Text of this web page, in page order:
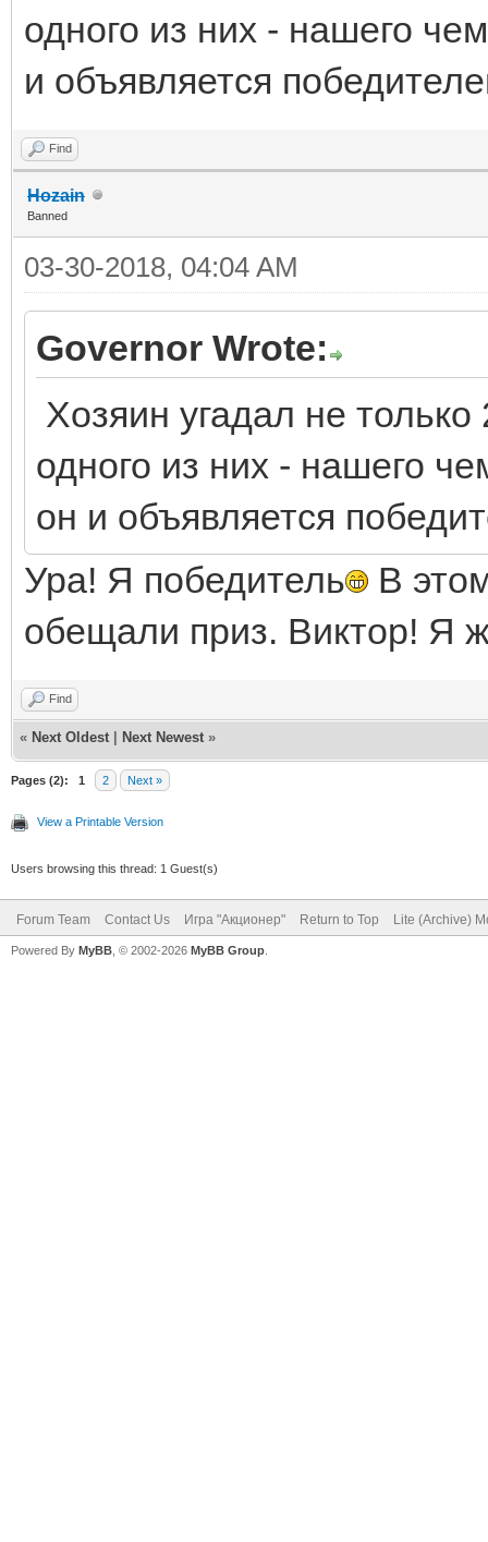
одного из них - нашего
и объявляется
Find
Hozain
Banned
03-30-2018, 04:04 AM
Governor Wrote:
Хозяин угадал не
одного из них - нашего
он и объявляется
Ура! Я победитель
В
обещали приз. Виктор! Я
Find
« Next Oldest Next Newest »
Pages (2): 1 2 Next »
View a Printable Version
Users browsing this thread: 1 Guest(s)
Forum Team Contact Us Игра "Акционер" Return to Top Lite (Archive)
Powered By MyBB , © 2002-2026 MyBB Group